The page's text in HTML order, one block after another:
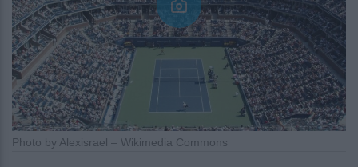
Photo by Alexisrael – Wikimedia Commons